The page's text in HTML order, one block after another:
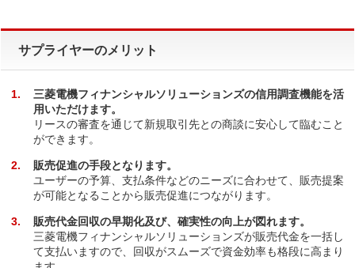
サプライヤーのメリット
1
三菱電機フィナンシャルソリューションズの信用調査機能を活
用いただけます。
リースの審査を通じて新規取引先との商談に安心して臨むこと
ができます。
2
販売促進の手段となります。
ユーザーの予算、支払条件などのニーズに合わせて、販売提案
が可能となることから販売促進につながります。
3
販売代金回収の早期化及び、確実性の向上が図れます。
三菱電機フィナンシャルソリューションズが販売代金を一括し
て支払いますので、回収がスムーズで資金効率も格段に高まり